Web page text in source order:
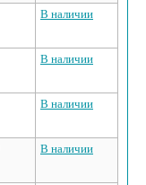
В наличии
В наличии
В наличии
В наличии